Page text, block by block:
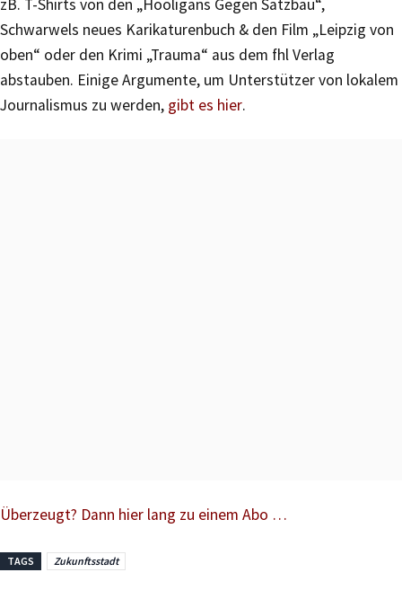
zB. T-Shirts von den „Hooligans Gegen Satzbau“,
Schwarwels neues Karikaturenbuch & den Film „Leipzig von
oben“ oder den Krimi „Trauma“ aus dem fhl Verlag
abstauben. Einige Argumente, um Unterstützer von lokalem
Journalismus zu werden, gibt es hier.
Überzeugt? Dann hier lang zu einem Abo …
TAGS Zukunftsstadt